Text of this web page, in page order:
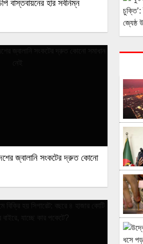
বাস্তবায়নের হার সর্বনিম্ন
জ্বালানি সংকটের দ্রুত কোনো